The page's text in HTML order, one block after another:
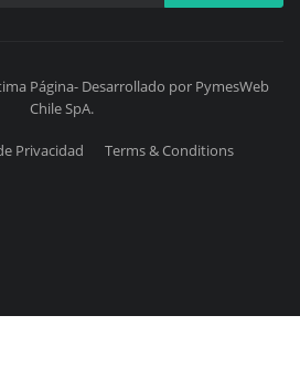
Página- Desarrollado por PymesWeb
Chile SpA.
Privacidad Terms & Conditions